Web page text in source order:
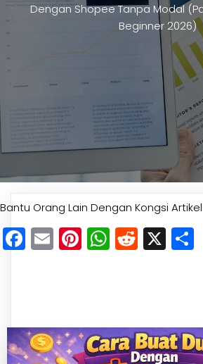
Dengan Shopee Tanpa Modal
Beginner 2026)
Bantu Orang Lain Dengan Kongsi Artikel
Facebook
EmailPinterest
Reddit
X